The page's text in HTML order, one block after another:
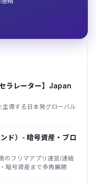
ラレーター】Japan
導する日本発グローバル
ド）- 暗号資産・ブロ
のフリマアプリ運営/連結
暗号資産まで多角展開